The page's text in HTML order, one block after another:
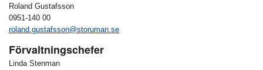
Roland Gustafsson
0951-140 00
roland.gustafsson@storuman.se
Förvaltningschefer
Linda Stenman